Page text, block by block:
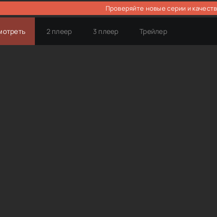
Проверяйте новые серии и
2 плеер 3 плеер Трейлер